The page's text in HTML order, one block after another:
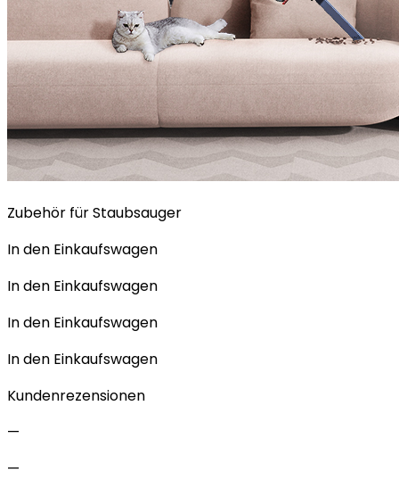
Zubehör für Staubsauger
In den Einkaufswagen
In den Einkaufswagen
In den Einkaufswagen
In den Einkaufswagen
Kundenrezensionen
—
—